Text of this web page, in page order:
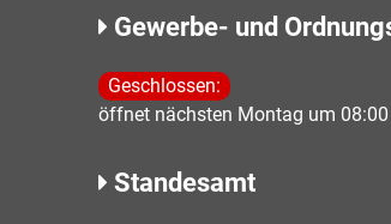
Gewerbe- und
Klicken, um weitere Öffnungs-
Geschlossen:
öffnet nächsten Montag um 08:00
Standesamt